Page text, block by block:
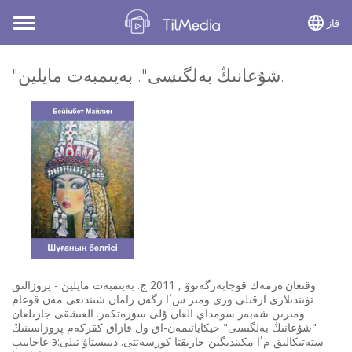
Toggle
navigation
قاز
"شۇعانىڭ بەلگىسى". بەيىمبەت مايلين.
وقىعان:ەرمەك قوجابەرگەنوۆ , 2011 ج. بەيىمبەت مايلين - پروزالىق
تۋىندىلارى ارقىلى وزى ومىر سٴا رگەن زامان شىندىعى مەن قوعام
ومىرىن شەبەر سومداي العان ۇلى سۋرەتكەر. العىشقى جازىلعان
"شۇعانىڭ بەلگىسى" حيكاياتىمەن-اق ول قازاق كقركەم پروزاسىنىڭ
عاجايىپ эستەتيكالىق مٴا مكىندىگىن جارىقتا كورسەتتى. دىبىستاۋ تىلى: